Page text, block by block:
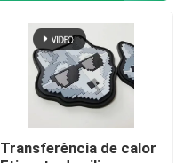
Transferência de calor